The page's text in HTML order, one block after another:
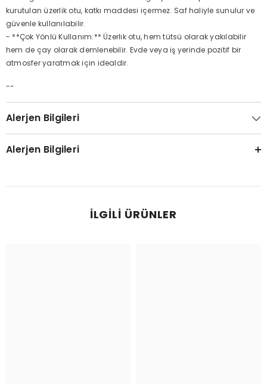
kurutulan üzerlik otu, katkı maddesi içermez. Saf haliyle sunulur ve
güvenle kullanılabilir.
- **Çok Yönlü Kullanım:** Üzerlik otu, hem tütsü olarak yakılabilir
hem de çay olarak demlenebilir. Evde veya iş yerinde pozitif bir
atmosfer yaratmak için idealdir.
--
Alerjen Bilgileri
Alerjen Bilgileri
İLGILI ÜRÜNLER